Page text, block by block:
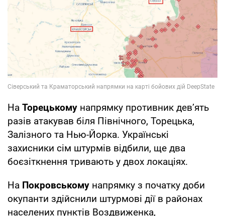
На Торецькому напрямку противник дев’ять
разів атакував біля Північного, Торецька,
Залізного та Нью-Йорка. Українські
захисники сім штурмів відбили, ще два
боєзіткнення тривають у двох локаціях.
На Покровському напрямку з початку доби
окупанти здійснили штурмові дії в районах
населених пунктів Воздвиженка,